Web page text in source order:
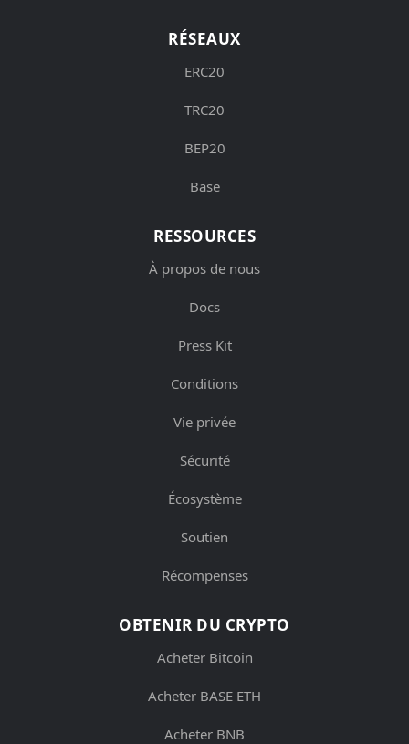
RÉSEAUX
ERC20
TRC20
BEP20
Base
RESSOURCES
À propos de nous
Docs
Press Kit
Conditions
Vie privée
Sécurité
Écosystème
Soutien
Récompenses
OBTENIR DU CRYPTO
Acheter Bitcoin
Acheter BASE ETH
Acheter BNB